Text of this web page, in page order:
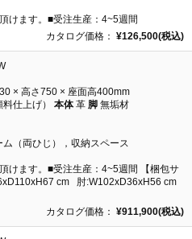
けます。■受注生産：4~5週間
カタログ価格： ¥126,500(税込)
× 高さ750 × 座面高400mm
仕上げ） 本体革 脚 無垢材
ム（両ひじ），収納スペース
けます。■受注生産：4~5週間 【梱包サ
cm 肘:W102xD36xH56 cm
カタログ価格： ¥911,900(税込)